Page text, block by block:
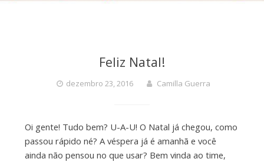
Feliz Natal!
dezembro 23, 2016 Camilla Guerra
Oi gente! Tudo bem? U-A-U! O Natal já chegou, como
passou rápido né? A véspera já é amanhã e você
ainda não pensou no que usar? Bem vinda ao time,